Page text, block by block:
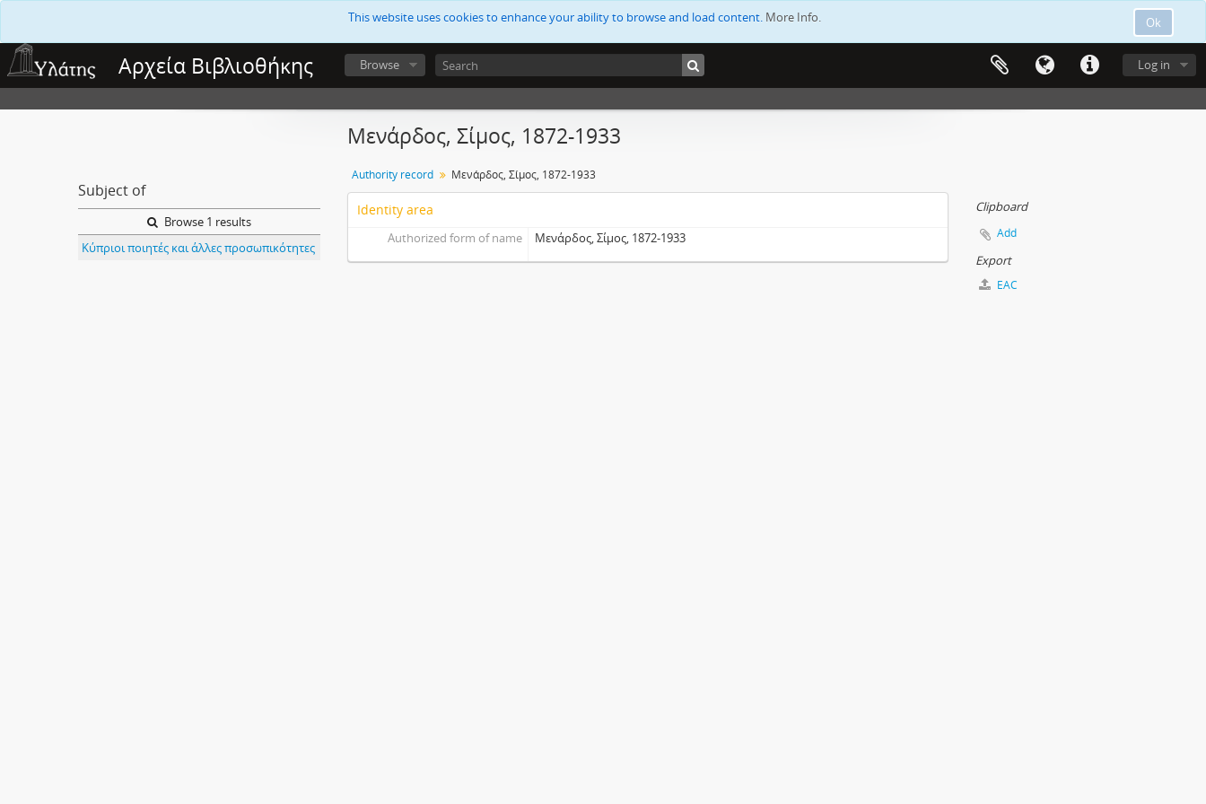
Ok
This website uses cookies to enhance your ability to browse and load content. More Info.
Αρχεία Βιβλιοθήκης Log in
Browse
Subject of
Browse 1 results
Κύπριοι ποιητές και άλλες προσωπικότητες
Μενάρδος, Σίμος, 1872-1933
Authority record Μενάρδος, Σίμος, 1872-1933
Identity area
Authorized form of name Μενάρδος, Σίμος, 1872-1933
Clipboard
Add
Export
EAC